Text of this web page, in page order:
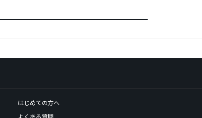
はじめての方へ
よくある質問